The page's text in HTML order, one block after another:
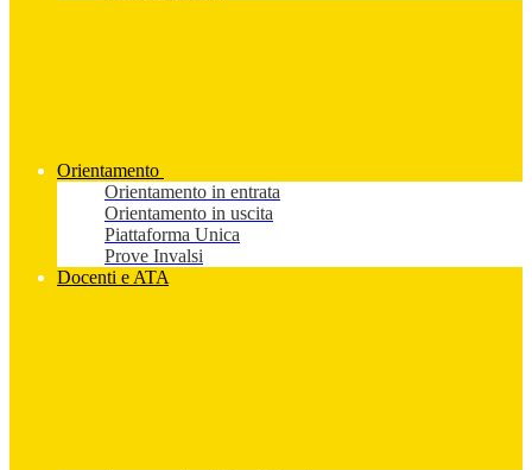
Orientamento
Orientamento in entrata
Orientamento in uscita
Piattaforma Unica
Prove Invalsi
Docenti e ATA